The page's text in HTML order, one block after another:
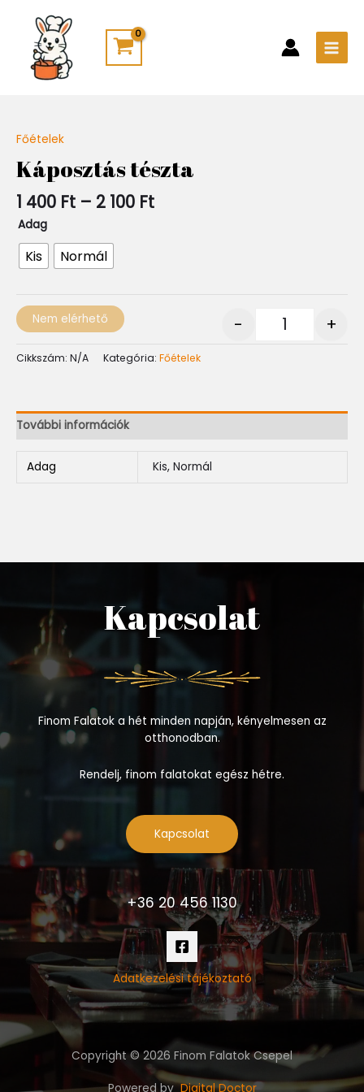
content
Főételek
Káposztás tészta
1 400 Ft – 2 100 Ft
400 Ft
-
2
Adag
Kis Normál
- +
Nem elérhető
Cikkszám: N/A Kategória: Főételek
További információk
Adag Kis, Normál
Kapcsolat
Finom Falatok a hét minden napján, kényelmesen az
otthonodban.
Rendelj, finom falatokat egész hétre.
Kapcsolat
+36 20 456 1130
Adatkezelési tájékoztató
Copyright © 2026 Finom Falatok Csepel
Powered byDigital Doctor